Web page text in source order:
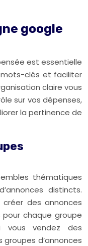
google
est essentielle
mots-clés et faciliter
claire vous
sur vos dépenses,
la pertinence de
thématiques
distincts.
des annonces
chaque groupe
vous vendez des
groupes d’annonces